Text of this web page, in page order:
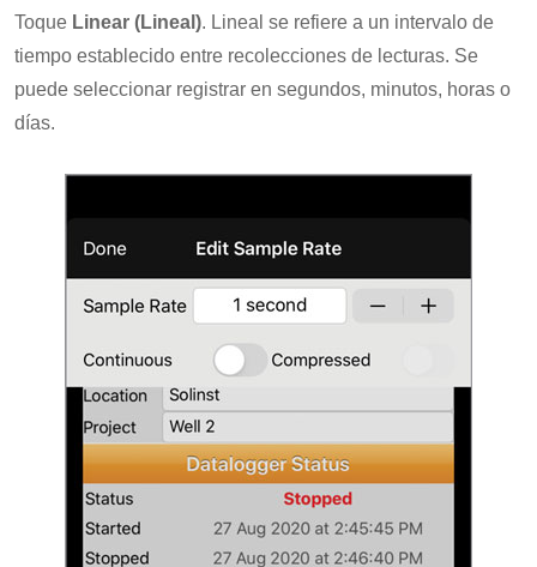
Toque Linear (Lineal). Lineal se refiere a un intervalo de
tiempo establecido entre recolecciones de lecturas. Se
puede seleccionar registrar en segundos, minutos, horas o
días.